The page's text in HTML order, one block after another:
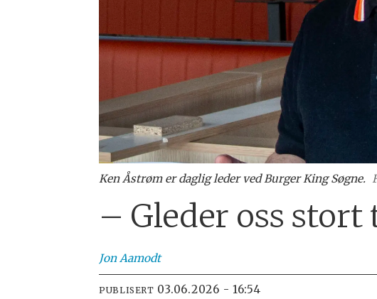
Ken Åstrøm er daglig leder ved Burger King Søgne.
– Gleder oss stort
Jon Aamodt
PUBLISERT 03.06.2026 - 16:54